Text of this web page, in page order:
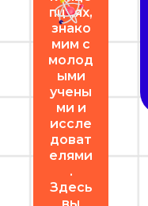
пциях,
знако
мим с
молод
ыми
учены
ми и
иссле
доват
елями
.
Здесь